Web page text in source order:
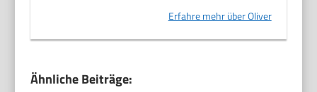
Erfahre mehr über Oliver
Ähnliche Beiträge: